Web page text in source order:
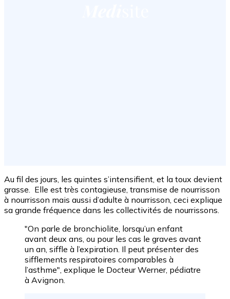
Au fil des jours, les quintes s’intensifient, et la toux devient
grasse. Elle est très contagieuse, transmise de nourrisson
à nourrisson mais aussi d’adulte à nourrisson, ceci explique
sa grande fréquence dans les collectivités de nourrissons.
"On parle de bronchiolite, lorsqu’un enfant
avant deux ans, ou pour les cas le graves avant
un an, siffle à l’expiration. Il peut présenter des
sifflements respiratoires comparables à
l’asthme", explique le Docteur Werner, pédiatre
à Avignon.